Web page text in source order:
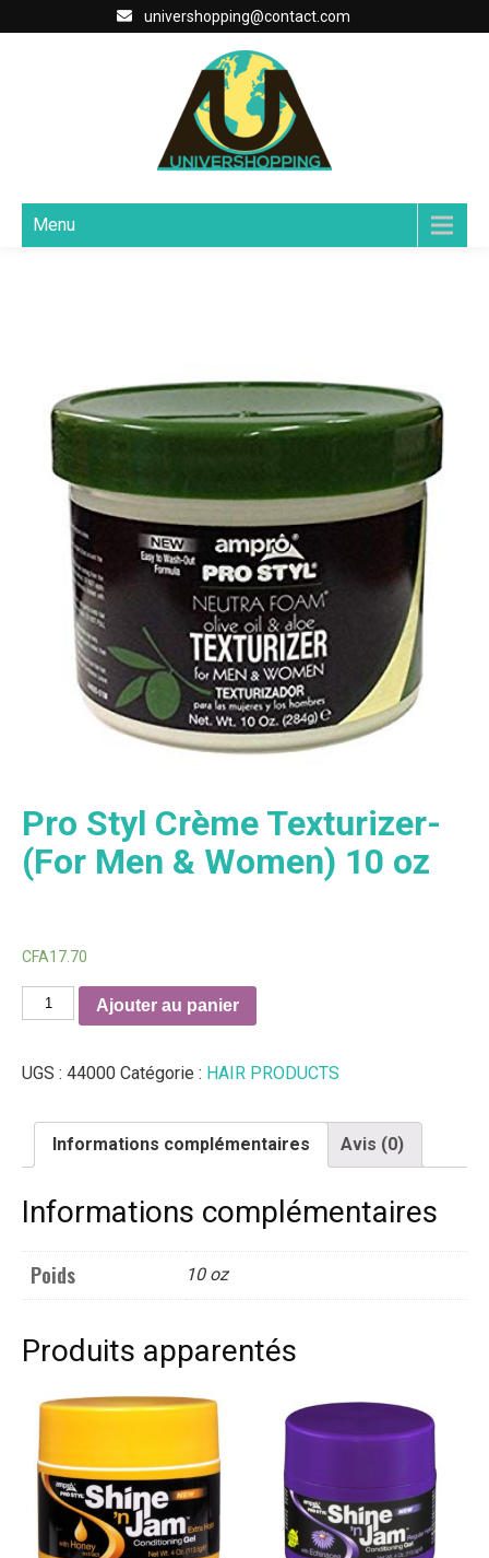
univershopping@contact.com
Menu
Pro Styl Crème Texturizer-
(For Men & Women) 10 oz
CFA17.70
quantité
de
Styl
Texturizer-
&
oz
Ajouter au panier
UGS : 44000 Catégorie : HAIR PRODUCTS
Informations complémentaires Avis (0)
Informations complémentaires
Poids 10 oz
Produits apparentés